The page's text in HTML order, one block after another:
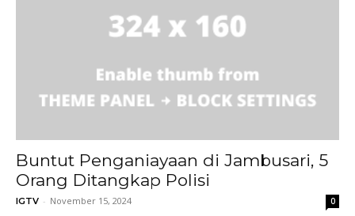
Buntut Penganiayaan di Jambusari, 5
Orang Ditangkap Polisi
IGTV - November 15, 2024 0